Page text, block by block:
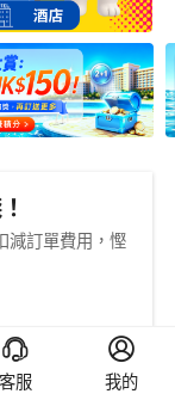
減訂單費用，慳
查看更多
客服 我的